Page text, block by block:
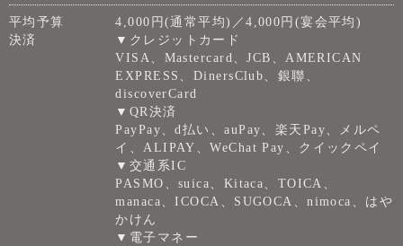
平均予算
4,000円(通常平均)／4,000円(宴会平均)
決済
▼クレジットカード
VISA、Mastercard、JCB、AMERICAN
EXPRESS、DinersClub、銀聯、
discoverCard
▼QR決済
PayPay、d払い、auPay、楽天Pay、メルペ
イ、ALIPAY、WeChat Pay、クイックペイ
▼交通系IC
PASMO、suica、Kitaca、TOICA、
manaca、ICOCA、SUGOCA、nimoca、はや
かけん
▼電子マネー